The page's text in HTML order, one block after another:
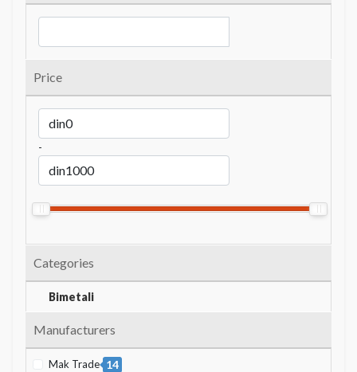
Price
-
Categories
Bimetali
Manufacturers
Mak Trade 14